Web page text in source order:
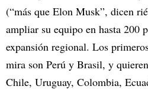
(“más que Elon Musk”, dicen
ampliar su equipo en hasta 200
expansión regional. Los
mira son Perú y Brasil, y
Chile, Uruguay, Colombia,